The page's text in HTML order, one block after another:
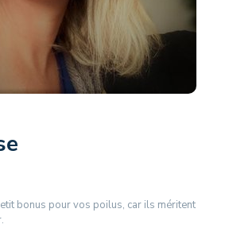
bonus pour vos poilus, car ils méritent